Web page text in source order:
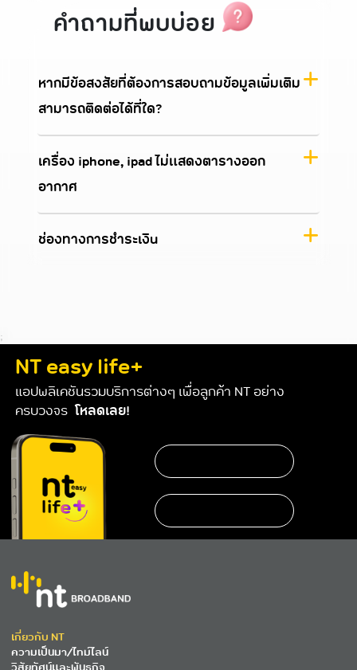
คำถามที่พบบ่อย
หากมีข้อสงสัยที่ต้องการสอบถามข้อมูลเพิ่มเติม
สามารถติดต่อได้ที่ใด?
เครื่อง iphone, ipad ไม่แสดงตารางออก
อากาศ
ช่องทางการชำระเงิน
https://www.nteservice.com/eservice
;
NT easy life+
แอปพลิเคชันรวมบริการต่างๆ เพื่อลูกค้า NT อย่าง
ครบวงจร โหลดเลย!
เกี่ยวกับ NT
ความเป็นมา/ไทม์ไลน์